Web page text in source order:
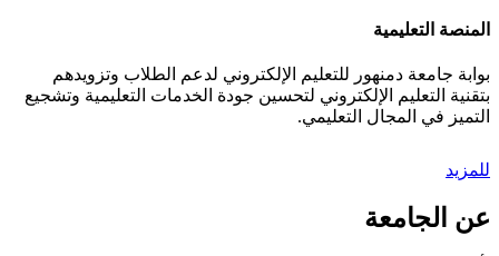
المنصة التعليمية
بوابة جامعة دمنهور للتعليم الإلكتروني لدعم الطلاب وتزويدهم
بتقنية التعليم الإلكتروني لتحسين جودة الخدمات التعليمية وتشجيع
التميز في المجال التعليمي.
للمزيد
عن الجامعة